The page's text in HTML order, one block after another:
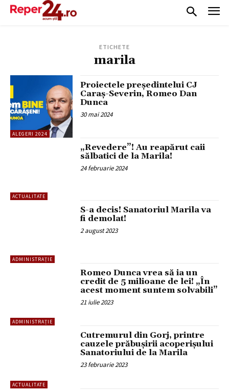
ETICHETE
marila
ALEGERI 2024
Proiectele președintelui CJ
Caraș-Severin, Romeo Dan
Dunca
30 mai 2024
ACTUALITATE
„Revedere”! Au reapărut caii
sălbatici de la Marila!
24 februarie 2024
ADMINISTRAȚIE
S-a decis! Sanatoriul Marila va
fi demolat!
2 august 2023
ADMINISTRAȚIE
Romeo Dunca vrea să ia un
credit de 5 milioane de lei! „În
acest moment suntem solvabili”
21 iulie 2023
ACTUALITATE
Cutremurul din Gorj, printre
cauzele prăbușirii acoperișului
Sanatoriului de la Marila
23 februarie 2023